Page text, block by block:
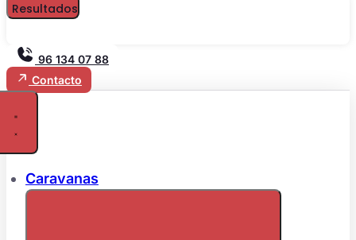
Resultados
96 134 07 88
Contacto
Caravanas